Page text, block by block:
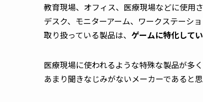
教育現場、オフィス、医療現場などに使用
デスク、モニターアーム、ワークステーシ
取り扱っている製品は、 ゲームに特化して
医療現場に使われるような特殊な製品が多く
あまり聞きなじみがないメーカーであると思